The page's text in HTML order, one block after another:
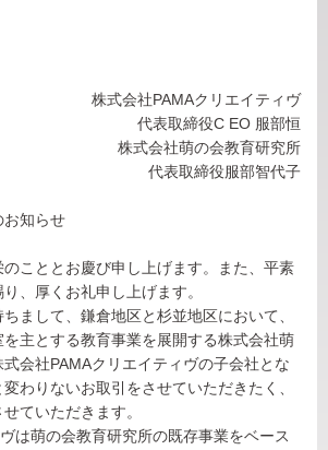
株式会社PAMAクリエイティヴ
代表取締役C EO 服部恒
株式会社萌の会教育研究所
代表取締役服部智代子
お知らせ
こととお慶び申し上げます。また、平素
、厚くお礼申し上げます。
まして、鎌倉地区と杉並地区において、
主とする教育事業を展開する株式会社萌
会社PAMAクリエイティヴの子会社とな
わりないお取引をさせていただきたく、
ていただきます。
は萌の会教育研究所の既存事業をベース